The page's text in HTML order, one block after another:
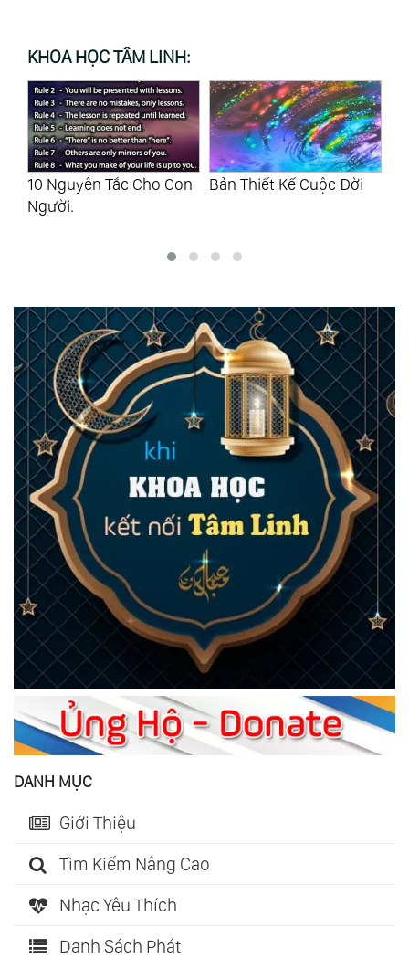
KHOA HỌC TÂM LINH:
Bản Thiết Kế Cuộc Đời
Bài Thiền Hơi Thở Hợp
DANH MỤC
Giới Thiệu
Tìm Kiếm Nâng Cao
Nhạc Yêu Thích
Danh Sách Phát